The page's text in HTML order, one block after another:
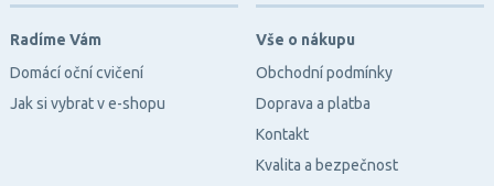
Vše o nákupu
Obchodní podmínky
Doprava a platba
Kontakt
Kvalita a bezpečnost
Radíme Vám
Domácí oční cvičení
Jak si vybrat v e-shopu